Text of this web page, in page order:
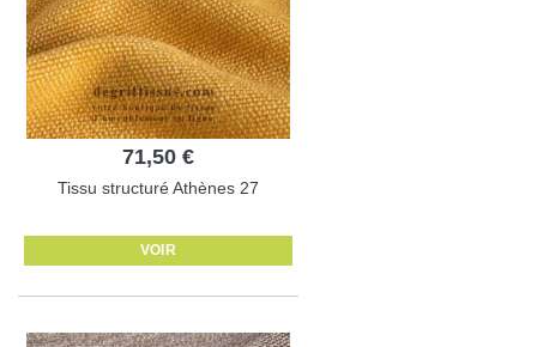
71,50 €
Tissu structuré Athènes 27
VOIR